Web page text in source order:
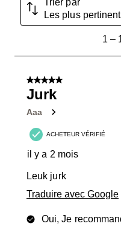
Trier par
Les plus
sur
avis.
1–
5 sur 5 étoiles.
Jurk
Aaa
ACHETEUR VÉRIFIÉ
il y a 2 mois
Leuk jurk
Traduire avec Google
Oui, Je